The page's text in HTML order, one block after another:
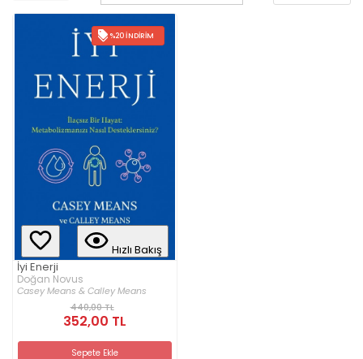
%20 İNDIRIM
Hızlı Bakış
İyi Enerji
Doğan Novus
Casey Means & Calley Means
440,00 TL
352,00 TL
Sepete Ekle